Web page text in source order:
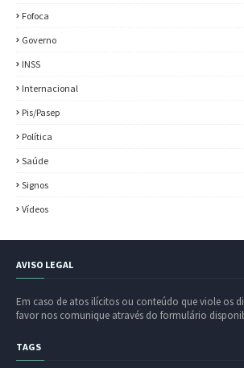
Fofoca
Governo
INSS
Internacional
Pis/Pasep
Política
Saúde
Signos
Vídeos
AVISO LEGAL
Em caso de atos ilícitos ou conteúdo que viole os
favor nos comunique através do formulário
TAGS